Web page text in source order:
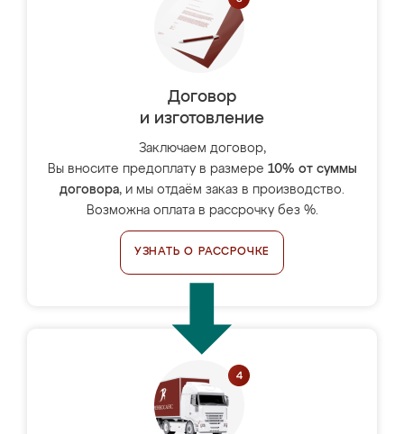
Договор
и изготовление
Заключаем договор,
Вы вносите предоплату в размере 10% от суммы
договора, и мы отдаём заказ в производство.
Возможна оплата в рассрочку без %.
УЗНАТЬ О РАССРОЧКЕ